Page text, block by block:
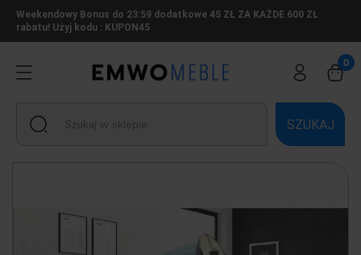
Weekendowy Bonus do 23:59 dodatkowe 45 ZŁ ZA KAŻDE 600 ZŁ
rabatu! Użyj kodu : KUPON45
SZUKAJ